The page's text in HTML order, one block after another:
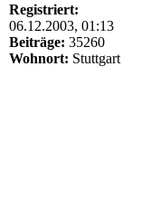
Registriert:
06.12.2003, 01:13
Beiträge: 35260
Wohnort: Stuttgart